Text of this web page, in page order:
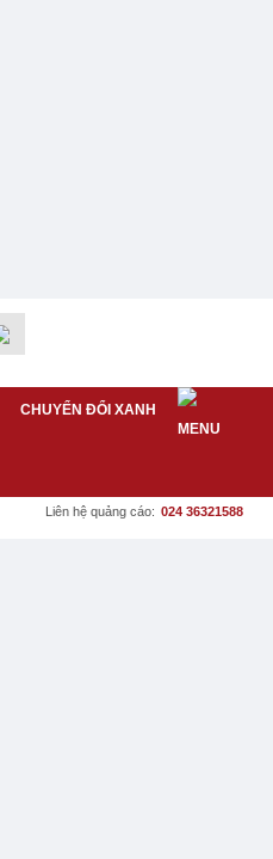
CHUYỂN ĐỔI XANH
Liên hệ quảng cáo: 024 36321588